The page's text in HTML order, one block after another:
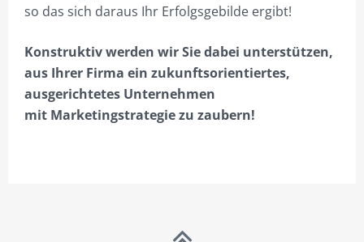
ZAHLUNGSARTEN
so das sich daraus Ihr Erfolgsgebilde ergibt!
Konstruktiv werden wir Sie dabei unterstützen,
aus Ihrer Firma ein zukunftsorientiertes,
ausgerichtetes Unternehmen
mit Marketingstrategie zu zaubern!